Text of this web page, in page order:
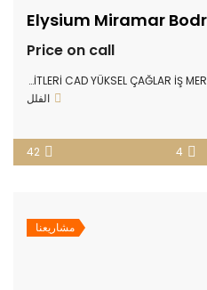
Price on call
Yokuşbaşı Mahallesi, KIBRIS ŞEHİTLERİ CAD
الفلل
4
42
مشاريعنا